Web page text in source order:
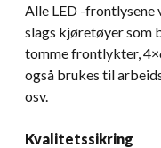
Alle LED -frontlysene
slags kjøretøyer som
tomme frontlykter,
også brukes til
osv.
Kvalitetssikring